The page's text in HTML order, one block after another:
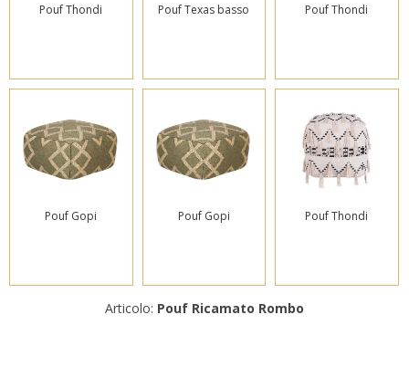
Pouf Thondi Pouf Texas basso Pouf Thondi
Pouf Gopi Pouf Gopi Pouf Thondi
Articolo: Pouf Ricamato Rombo